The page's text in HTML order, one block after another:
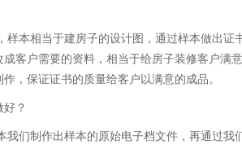
本相当于建房子的设计图，通过样本做出证
客户需要的资料，相当于给房子装修客户满
，保证证书的质量给客户以满意的成品。
？
们制作出样本的原始电子档文件，再通过我